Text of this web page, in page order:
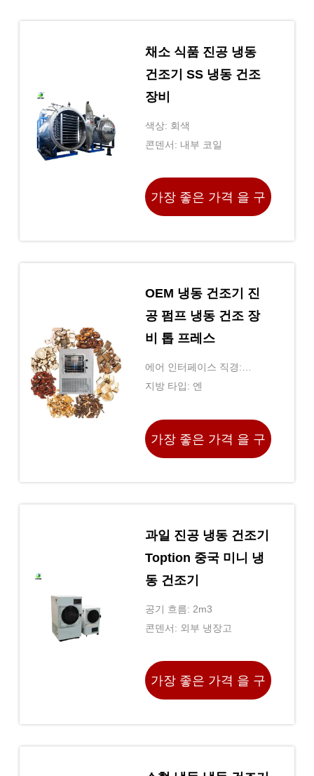
채소 식품 진공 냉동
건조기 SS 냉동 건조
장비
색상: 회색
콘덴서: 내부 코일
가장 좋은 가격 을 구
OEM 냉동 건조기 진
공 펌프 냉동 건조 장
비 톱 프레스
에어 인터페이스 직경:
ZG1.5”
지방 타입: 엔
가장 좋은 가격 을 구
과일 진공 냉동 건조기
Toption 중국 미니 냉
동 건조기
공기 흐름: 2m3
콘덴서: 외부 냉장고
가장 좋은 가격 을 구